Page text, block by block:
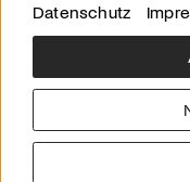
Über uns
Datenschutz